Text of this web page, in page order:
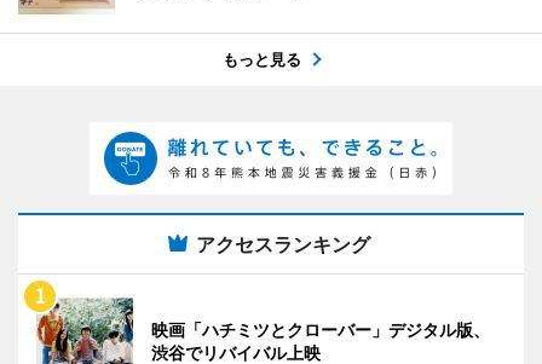
もっと見る
アクセスランキング
映画「ハチミツとクローバー」デジタル版、
渋谷でリバイバル上映